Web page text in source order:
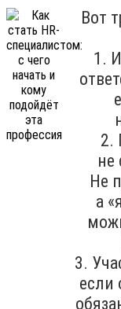
Вот
1.
2.
не
Не
а
3.
если